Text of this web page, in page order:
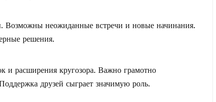
Возможны неожиданные встречи и новые начинания.
решения.
и расширения кругозора. Важно грамотно
друзей сыграет значимую роль.